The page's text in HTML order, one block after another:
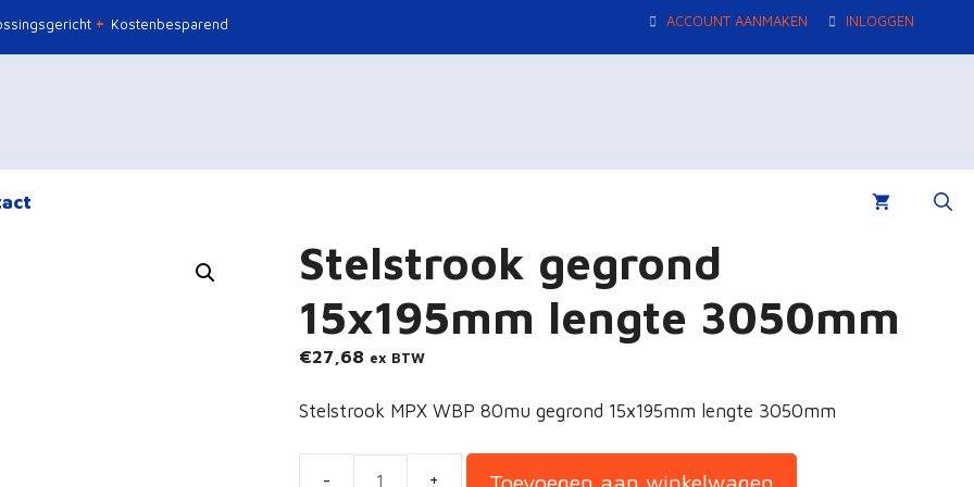
Kostenbesparend ACCOUNT AANMAKEN INLOGGEN
Stelstrook gegrond
15x195mm lengte 3050mm
€27,68 ex BTW
Stelstrook MPX WBP 80mu gegrond 15x195mm lengte 3050mm
Toevoegen aan winkelwagen